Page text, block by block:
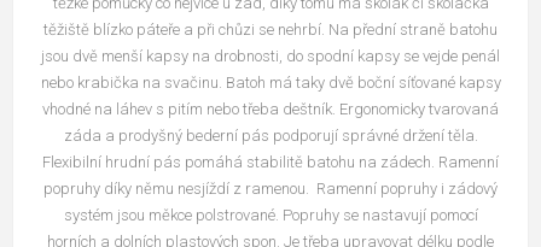
těžiště blízko páteře a při chůzi se nehrbí. Na přední straně batohu
jsou dvě menší kapsy na drobnosti, do spodní kapsy se vejde penál
nebo krabička na svačinu. Batoh má taky dvě boční síťované kapsy
vhodné na láhev s pitím nebo třeba deštník. Ergonomicky tvarovaná
záda a prodyšný bederní pás podporují správné držení těla.
Flexibilní hrudní pás pomáhá stabilitě batohu na zádech. Ramenní
popruhy díky němu nesjíždí z ramenou. Ramenní popruhy i zádový
systém jsou měkce polstrované. Popruhy se nastavují pomocí
horních a dolních plastových spon. Je třeba upravovat délku podle